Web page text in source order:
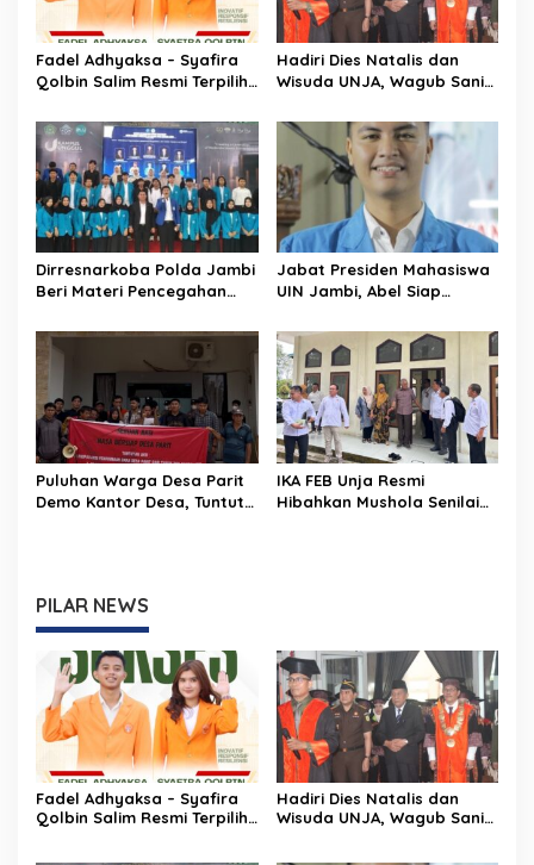
Fadel Adhyaksa – Syafira
Qolbin Salim Resmi Terpilih
Ketua BEM Fakultas Hukum
Unja Periode 2026–2027
Hadiri Dies Natalis dan
Wisuda UNJA, Wagub Sani
dalam Pembangunan
Dirresnarkoba Polda Jambi
Beri Materi Pencegahan
Mahasiswa
Jabat Presiden Mahasiswa
UIN Jambi, Abel Siap
Perubahan
Puluhan Warga Desa Parit
Demo Kantor Desa, Tuntut
IKA FEB Unja Resmi
Hibahkan Mushola Senilai
PILAR NEWS
Fadel Adhyaksa – Syafira
Qolbin Salim Resmi Terpilih
Hadiri Dies Natalis dan
Wisuda UNJA, Wagub Sani